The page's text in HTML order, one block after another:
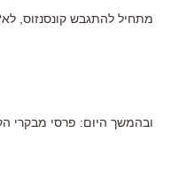
מתחיל להתגבש קונסנזוס,
ובהמשך היום: פרסי מבקרי